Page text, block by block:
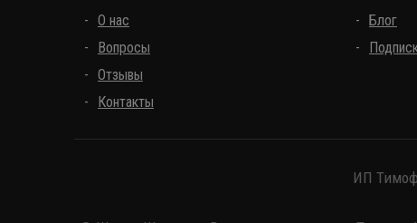
О нас
Вопросы
Отзывы
Контакты
Блог
ИП